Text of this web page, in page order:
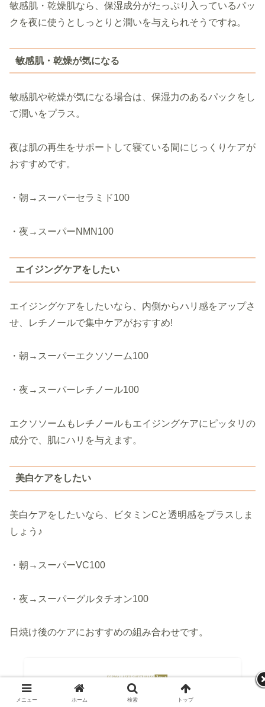
敏感肌・乾燥肌なら、保湿成分がたっぷり入っているパッ
クを夜に使うとしっとりと潤いを与えられそうですね。
敏感肌・乾燥が気になる
敏感肌や乾燥が気になる場合は、保湿力のあるパックをし
て潤いをプラス。
夜は肌の再生をサポートして寝ている間にじっくりケアが
おすすめです。
・朝→スーパーセラミド100
・夜→スーパーNMN100
エイジングケアをしたい
エイジングケアをしたいなら、内側からハリ感をアップさ
せ、レチノールで集中ケアがおすすめ!
・朝→スーパーエクソソーム100
・夜→スーパーレチノール100
エクソソームもレチノールもエイジングケアにピッタリの
成分で、肌にハリを与えます。
美白ケアをしたい
美白ケアをしたいなら、ビタミンCと透明感をプラスしま
しょう♪
・朝→スーパーVC100
・夜→スーパーグルタチオン100
日焼け後のケアにおすすめの組み合わせです。
メニュー ホーム 検索 トップ